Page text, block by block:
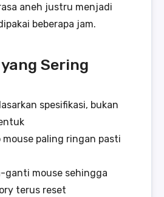
aneh justru menjadi
beberapa jam.
Sering
spesifikasi, bukan
mouse paling ringan pasti
ganti mouse sehingga
terus reset